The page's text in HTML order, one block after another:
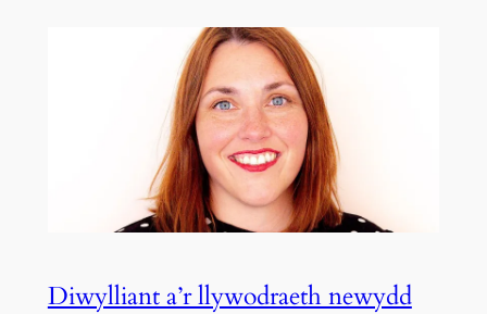
Diwylliant a’r llywodraeth newydd